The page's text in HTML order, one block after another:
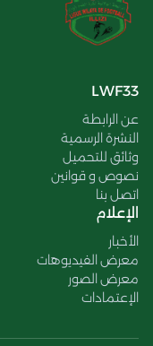
LWF33
عن الرابطة
النشرة الرسمية
وثائق للتحميل
نصوص و قوانين
اتصل بنا
الإعلام
الأخبار
معرض الفيديوهات
معرض الصور
الإعتمادات